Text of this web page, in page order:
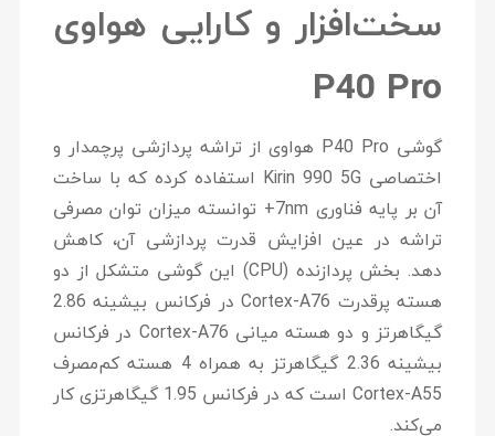
سخت‌افزار و کارایی هواوی
P40 Pro
گوشی P40 Pro هواوی از تراشه پردازشی پرچمدار و
اختصاصی Kirin 990 5G استفاده کرده که با ساخت
آن بر پایه فناوری 7nm+ توانسته میزان توان مصرفی
تراشه در عین افزایش قدرت پردازشی آن، کاهش
دهد. بخش پردازنده (CPU) این گوشی متشکل از دو
هسته پرقدرت Cortex-A76 در فرکانس بیشینه 2.86
گیگاهرتز و دو هسته میانی Cortex-A76 در فرکانس
بیشینه 2.36 گیگاهرتز به همراه 4 هسته کم‌مصرف
Cortex-A55 است که در فرکانس 1.95 گیگاهرتزی کار
می‌کند.